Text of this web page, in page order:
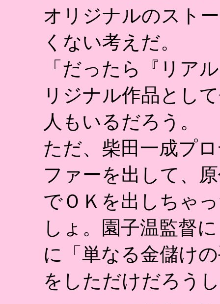
オリジナルのスト
くない考えだ。
「だったら『リア
リジナル作品とし
人もいるだろう。
ただ、柴田一成プ
ファーを出して、
でＯＫを出しちゃ
しょ。園子温監督
に「単なる金儲け
をしただけだろう